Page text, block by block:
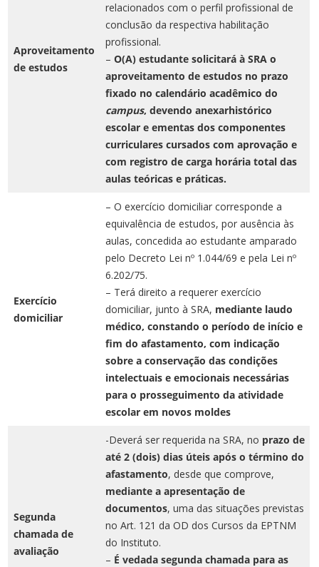
Aproveitamento
de estudos
relacionados com o perfil profissional de
conclusão da respectiva habilitação
profissional.
–O(A) estudante solicitará à SRA o
aproveitamento de estudos no prazo
fixado no calendário acadêmico do
campus, devendo anexarhistórico
escolar e ementas dos componentes
curriculares cursados com aprovação e
com registro de carga horária total das
aulas teóricas e práticas.
Exercício
domiciliar
– O exercício domiciliar corresponde a
equivalência de estudos, por ausência às
aulas, concedida ao estudante amparado
pelo Decreto Lei nº 1.044/69 e pela Lei nº
6.202/75.
– Terá direito a requerer exercício
domiciliar, junto à SRA, mediante laudo
médico, constando o período de início e
fim do afastamento, com indicação
sobre a conservação das condições
intelectuais e emocionais necessárias
para o prosseguimento da atividade
escolar em novos moldes
Segunda
chamada de
avaliação
-Deverá ser requerida na SRA, no prazo de
até 2 (dois) dias úteis após o término do
afastamento, desde que comprove,
mediante a apresentação de
documentos, uma das situações previstas
no Art. 121 da OD dos Cursos da EPTNM
do Instituto.
– É vedada segunda chamada para as